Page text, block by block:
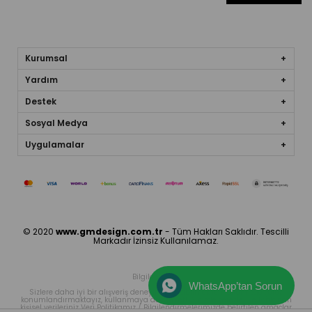
Kurumsal
Yardım
Destek
Sosyal Medya
Uygulamalar
© 2020 www.gmdesign.com.tr - Tüm Hakları Saklıdır. Tescilli
Markadır İzinsiz Kullanılamaz.
Bilgilendirme
Sizlere daha iyi bir alışveriş deneyimi sunabilmek icin sitemizde çerez
konumlandırmaktayız, kullanmaya devam ettiğinizde çerezler ile toplanan
kişisel verileriniz Veri Politikamız / Bilgilendirmelerimizde belirtilen amaçlar
WhatsApp’tan Sorun